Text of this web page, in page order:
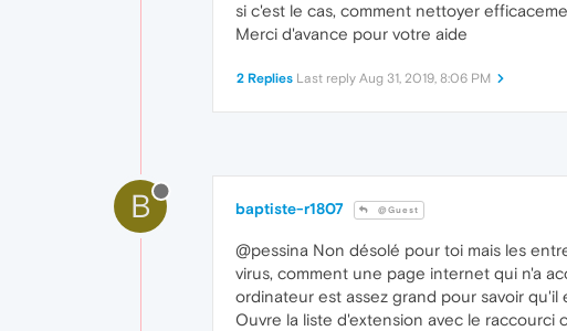
si c'est le cas, comment nettoyer
Merci d'avance pour votre aide
2 Replies Last reply Aug 31, 2019, 8:06 PM
B baptiste-r1807 @Guest
@pessina Non désolé pour toi mais les
virus, comment une page internet qui n'a
ordinateur est assez grand pour savoir qu'il
Ouvre la liste d'extension avec le raccourci